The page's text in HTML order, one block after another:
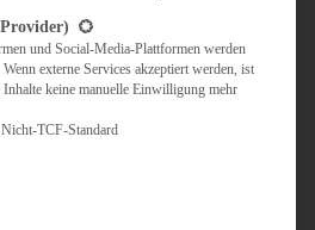
und Social-Media-Plattformen werden
externe Services akzeptiert werden, ist
keine manuelle Einwilligung mehr
Nicht-TCF-Standard